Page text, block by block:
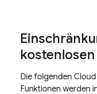
Die folgenden Cloud
Funktionen werden